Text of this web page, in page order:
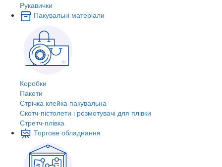
Рукавички
Пакувальні матеріали
Коробки
Пакети
Стрічка клейка пакувальна
Скотч-пістолети і розмотувачі для плівки
Стретч-плівка
Торгове обладнання